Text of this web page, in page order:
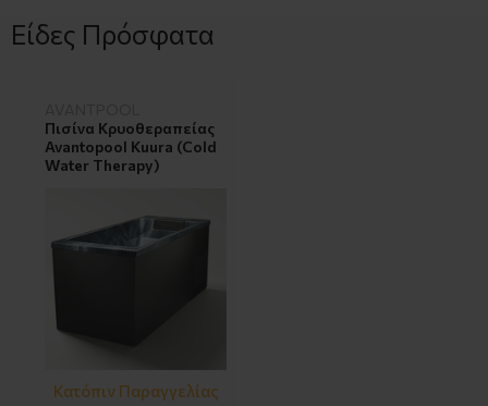
Είδες Πρόσφατα
Πισίνα Κρυοθεραπείας
Avantopool Kuura (Cold
Water Therapy)
Κατόπιν Παραγγελίας